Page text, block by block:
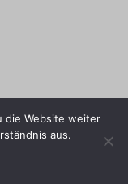
die Website weiter
aus.